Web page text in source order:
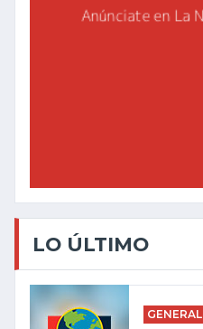
LO ÚLTIMO
GENERAL